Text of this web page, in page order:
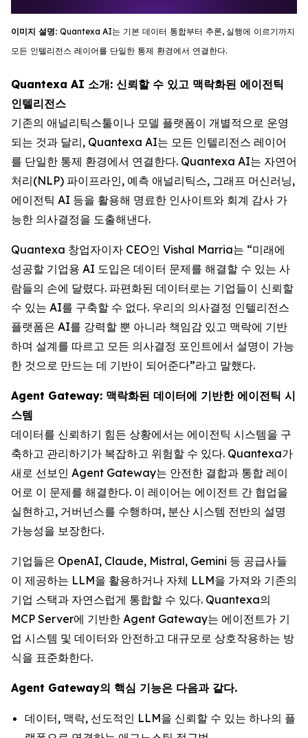
이미지 설명: Quantexa AI는 기본 데이터 통합부터 추론, 실행에 이르기까지
모든 인텔리전스 레이어를 단일한 통제 환경에서 연결한다.
Quantexa AI 소개: 신뢰할 수 있고 맥락화된 에이전틱
인텔리전스
기존의 애널리틱스툴이나 모델 플랫폼이 개별적으로 운영
되는 것과 달리, Quantexa AI는 모든 인텔리전스 레이어
를 단일한 통제 환경에서 연결한다. Quantexa AI는 자연어
처리(NLP) 파이프라인, 예측 애널리틱스, 그래프 머신러닝,
에이전틱 AI 등을 활용해 명료한 인사이트와 회계 감사 가
능한 의사결정을 도출해낸다.
Quantexa 창업자이자 CEO인 Vishal Marria는 “미래에
성공할 기업용 AI 도입은 데이터 문제를 해결할 수 있는 사
람들의 손에 달렸다. 파편화된 데이터로는 기업들이 신뢰할
수 있는 AI를 구축할 수 없다. 우리의 의사결정 인텔리전스
플랫폼은 AI를 강력할 뿐 아니라 책임감 있고 맥락에 기반
하며 설계를 따르고 모든 의사결정 포인트에서 설명이 가능
한 것으로 만드는 데 기반이 되어준다”라고 말했다.
Agent Gateway: 맥락화된 데이터에 기반한 에이전틱 시
스템
데이터를 신뢰하기 힘든 상황에서는 에이전틱 시스템을 구
축하고 관리하기가 복잡하고 위험할 수 있다. Quantexa가
새로 선보인 Agent Gateway는 안전한 결합과 통합 레이
어로 이 문제를 해결한다. 이 레이어는 에이전트 간 협업을
실현하고, 거버넌스를 수행하며, 분산 시스템 전반의 설명
가능성을 보장한다.
기업들은 OpenAI, Claude, Mistral, Gemini 등 공급사들
이 제공하는 LLM을 활용하거나 자체 LLM을 가져와 기존의
기업 스택과 자연스럽게 통합할 수 있다. Quantexa의
MCP Server에 기반한 Agent Gateway는 에이전트가 기
업 시스템 및 데이터와 안전하고 대규모로 상호작용하는 방
식을 표준화한다.
Agent Gateway의 핵심 기능은 다음과 같다.
데이터, 맥락, 선도적인 LLM을 신뢰할 수 있는 하나의 플